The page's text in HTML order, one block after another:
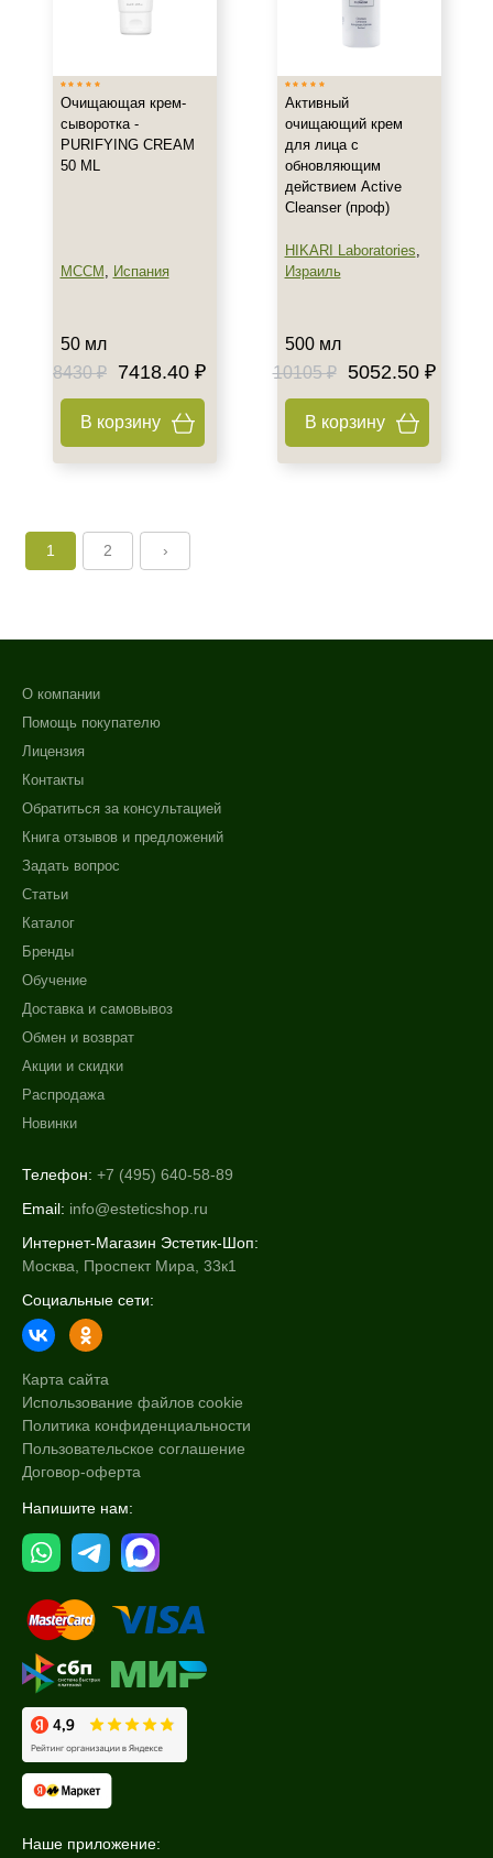
Очищающая крем-
сыворотка -
PURIFYING CREAM
50 ML
MCCM , Испания
50 мл
8430 ₽
7418.40 ₽
В корзину
Активный
очищающий крем
для лица с
обновляющим
действием Active
Cleanser (проф)
HIKARI Laboratories,
Израиль
500 мл
10105 ₽
5052.50 ₽
В корзину
1 2 ›
О компании
Помощь покупателю
Лицензия
Контакты
Обратиться за консультацией
Книга отзывов и предложений
Задать вопрос
Статьи
Каталог
Бренды
Обучение
Доставка и самовывоз
Обмен и возврат
Акции и скидки
Распродажа
Новинки
Телефон: +7 (495) 640-58-89
Email: info@esteticshop.ru
Интернет-Магазин Эстетик-Шоп:
Москва, Проспект Мира, 33к1
Социальные сети:
Карта сайта
Использование файлов cookie
Политика конфиденциальности
Пользовательское соглашение
Договор-оферта
Напишите нам:
Наше приложение: